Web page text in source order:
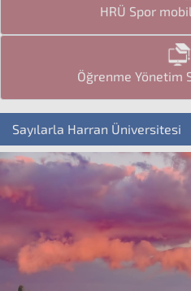
HRÜ Spor
Öğrenme Yönetim
Sayılarla Harran Üniversitesi